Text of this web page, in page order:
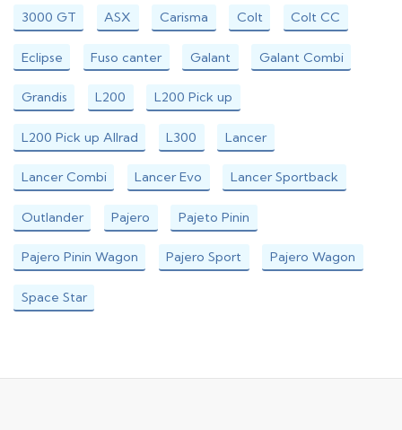
3000 GT ASX Carisma Colt Colt CC
Eclipse Fuso canter Galant Galant Combi
Grandis L200 L200 Pick up
L200 Pick up Allrad L300 Lancer
Lancer Combi Lancer Evo Lancer Sportback
Outlander Pajero Pajeto Pinin
Pajero Pinin Wagon Pajero Sport Pajero Wagon
Space Star